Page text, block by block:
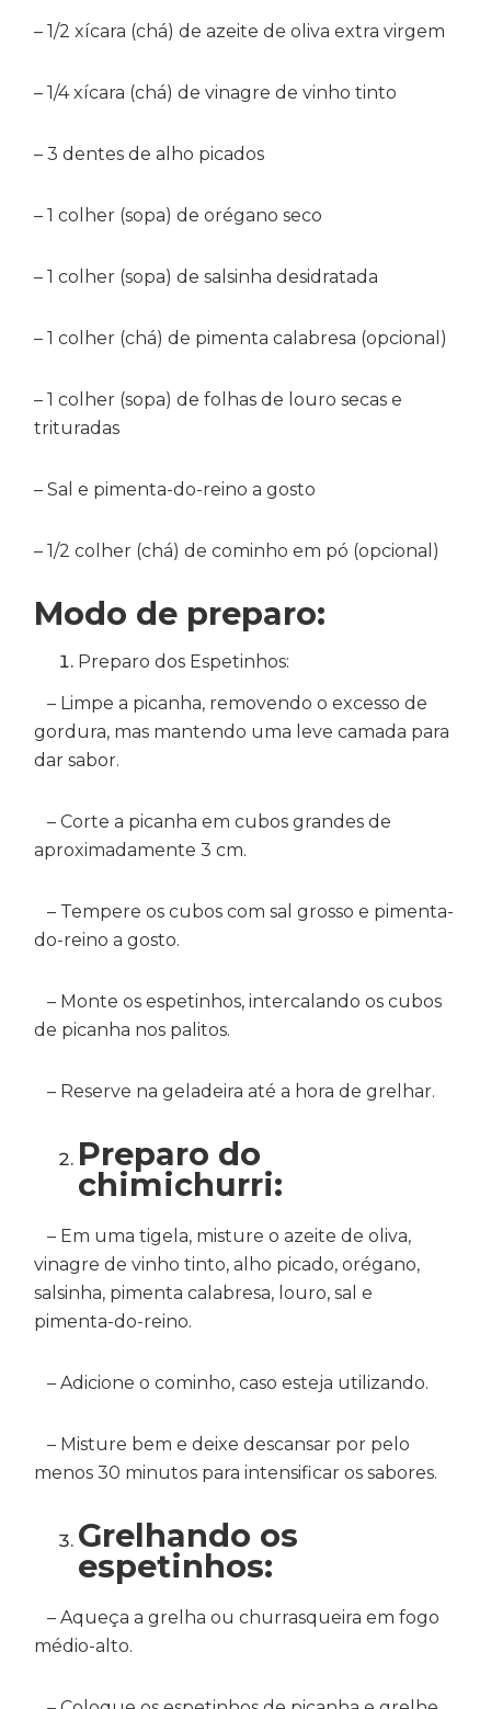
– 1/2 xícara (chá) de azeite de oliva extra virgem
– 1/4 xícara (chá) de vinagre de vinho tinto
– 3 dentes de alho picados
– 1 colher (sopa) de orégano seco
– 1 colher (sopa) de salsinha desidratada
– 1 colher (chá) de pimenta calabresa (opcional)
– 1 colher (sopa) de folhas de louro secas e
trituradas
– Sal e pimenta-do-reino a gosto
– 1/2 colher (chá) de cominho em pó (opcional)
Modo de preparo:
Preparo dos Espetinhos:
– Limpe a picanha, removendo o excesso de
gordura, mas mantendo uma leve camada para
dar sabor.
– Corte a picanha em cubos grandes de
aproximadamente 3 cm.
– Tempere os cubos com sal grosso e pimenta-
do-reino a gosto.
– Monte os espetinhos, intercalando os cubos
de picanha nos palitos.
– Reserve na geladeira até a hora de grelhar.
Preparo do
chimichurri:
– Em uma tigela, misture o azeite de oliva,
vinagre de vinho tinto, alho picado, orégano,
salsinha, pimenta calabresa, louro, sal e
pimenta-do-reino.
– Adicione o cominho, caso esteja utilizando.
– Misture bem e deixe descansar por pelo
menos 30 minutos para intensificar os sabores.
Grelhando os
espetinhos:
– Aqueça a grelha ou churrasqueira em fogo
médio-alto.